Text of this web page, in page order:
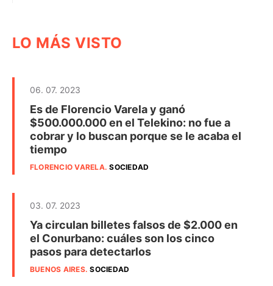
LO MÁS VISTO
06. 07. 2023
Es de Florencio Varela y ganó
$500.000.000 en el Telekino: no fue a
cobrar y lo buscan porque se le acaba el
tiempo
FLORENCIO VARELA.SOCIEDAD
03. 07. 2023
Ya circulan billetes falsos de $2.000 en
el Conurbano: cuáles son los cinco
pasos para detectarlos
BUENOS AIRES.SOCIEDAD